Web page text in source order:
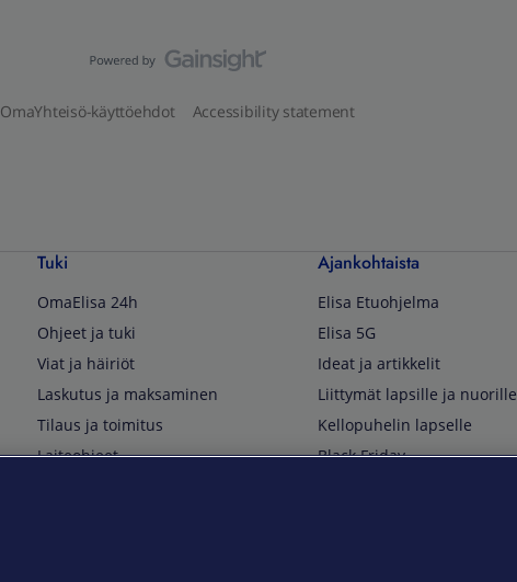
OmaYhteisö-käyttöehdot Accessibility statement
Tuki
OmaElisa 24h
Ohjeet ja tuki
Viat ja häiriöt
Laskutus ja maksaminen
Tilaus ja toimitus
Laiteohjeet
Ajankohtaista
Elisa Etuohjelma
Elisa 5G
Ideat ja artikkelit
Liittymät lapsille ja nuorille
Kellopuhelin lapselle
Black Friday